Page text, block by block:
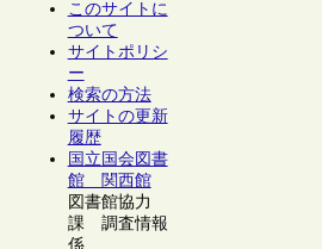
このサイトに
ついて
サイトポリシ
ー
検索の方法
サイトの更新
履歴
国立国会図書
館 関西館
図書館協力
課 調査情報
係